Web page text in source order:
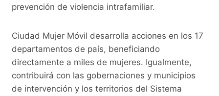
prevención de violencia intrafamiliar.
Ciudad Mujer Móvil desarrolla acciones en los 17
departamentos de país, beneficiando
directamente a miles de mujeres. Igualmente,
contribuirá con las gobernaciones y municipios
de intervención y los territorios del Sistema